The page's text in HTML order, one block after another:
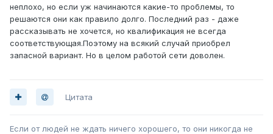
неплохо, но если уж начинаются какие-то проблемы, то
решаются они как правило долго. Последний раз - даже
рассказывать не хочется, но квалификация не всегда
соответствующая.Поэтому на всякий случай приобрел
запасной вариант. Но в целом работой сети доволен.
Цитата
Если от людей не ждать ничего хорошего, то они никогда не